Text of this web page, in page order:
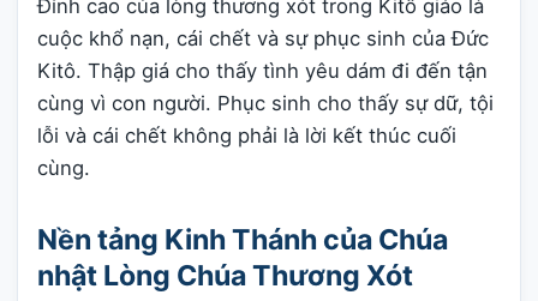
Đỉnh cao của lòng thương xót trong Kitô giáo là
cuộc khổ nạn, cái chết và sự phục sinh của Đức
Kitô. Thập giá cho thấy tình yêu dám đi đến tận
cùng vì con người. Phục sinh cho thấy sự dữ, tội
lỗi và cái chết không phải là lời kết thúc cuối
cùng.
Nền tảng Kinh Thánh của Chúa
nhật Lòng Chúa Thương Xót